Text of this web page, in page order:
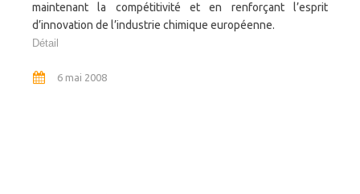
maintenant la compétitivité et en renforçant l’esprit
d’innovation de l’industrie chimique européenne.
Détail
6 mai 2008